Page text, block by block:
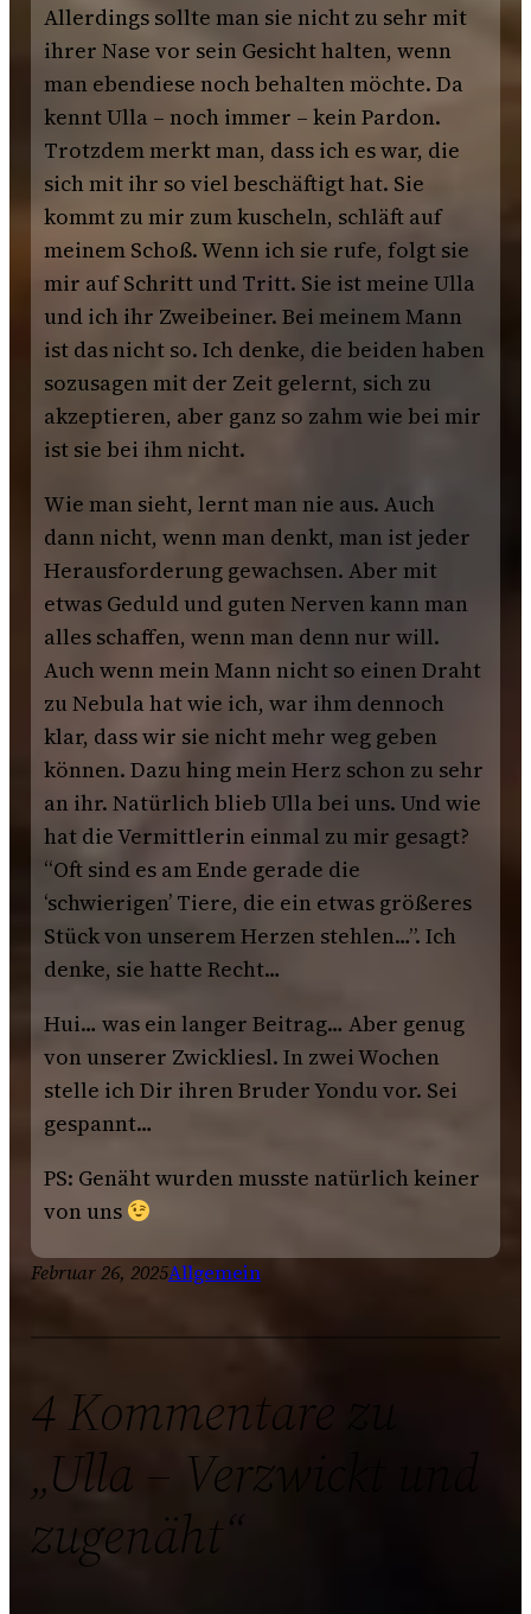
Allerdings sollte man sie nicht zu sehr mit
ihrer Nase vor sein Gesicht halten, wenn
man ebendiese noch behalten möchte. Da
kennt Ulla – noch immer – kein Pardon.
Trotzdem merkt man, dass ich es war, die
sich mit ihr so viel beschäftigt hat. Sie
kommt zu mir zum kuscheln, schläft auf
meinem Schoß. Wenn ich sie rufe, folgt sie
mir auf Schritt und Tritt. Sie ist meine Ulla
und ich ihr Zweibeiner. Bei meinem Mann
ist das nicht so. Ich denke, die beiden haben
sozusagen mit der Zeit gelernt, sich zu
akzeptieren, aber ganz so zahm wie bei mir
ist sie bei ihm nicht.
Wie man sieht, lernt man nie aus. Auch
dann nicht, wenn man denkt, man ist jeder
Herausforderung gewachsen. Aber mit
etwas Geduld und guten Nerven kann man
alles schaffen, wenn man denn nur will.
Auch wenn mein Mann nicht so einen Draht
zu Nebula hat wie ich, war ihm dennoch
klar, dass wir sie nicht mehr weg geben
können. Dazu hing mein Herz schon zu sehr
an ihr. Natürlich blieb Ulla bei uns. Und wie
hat die Vermittlerin einmal zu mir gesagt?
“Oft sind es am Ende gerade die
‘schwierigen’ Tiere, die ein etwas größeres
Stück von unserem Herzen stehlen…”. Ich
denke, sie hatte Recht…
Hui… was ein langer Beitrag… Aber genug
von unserer Zwickliesl. In zwei Wochen
stelle ich Dir ihren Bruder Yondu vor. Sei
gespannt…
PS: Genäht wurden musste natürlich keiner
von uns
Februar 26, 2025Allgemein
4 Kommentare zu
„Ulla – Verzwickt und
zugenäht“